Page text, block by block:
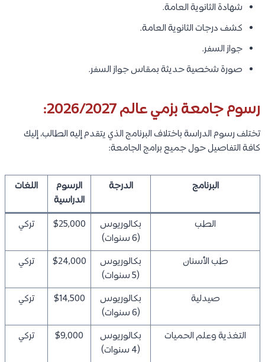
شهادة الثانوية العامة.
كشف درجات الثانوية العامة.
جواز السفر.
صورة شخصية حديثة بمقاس جواز السفر.
رسوم جامعة بزمي عالم 2026/2027:
تختلف رسوم الدراسة باختلاف البرنامج الذي يتقدم إليه الطالب، إليك
كافة التفاصيل حول جميع برامج الجامعة:
البرنامج الدرجة
الرسوم
الدراسية
اللغات
الطب
بكالوريوس
(6 سنوات)
$25,000 تركي
طب الأسنان
بكالوريوس
(5 سنوات)
$24,000 تركي
صيدلية
بكالوريوس
(6 سنوات)
$14,500 تركي
التغذية وعلم الحميات
بكالوريوس
(4 سنوات)
$9,000 تركي